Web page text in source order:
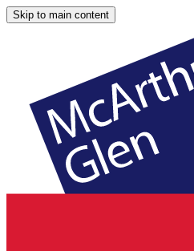
Skip to main content